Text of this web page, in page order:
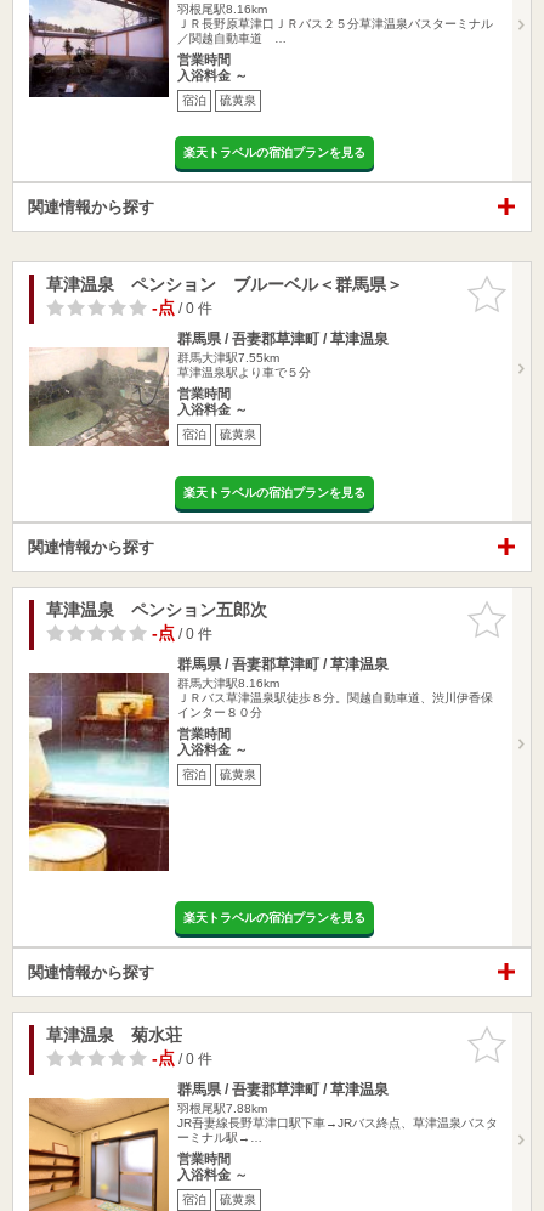
羽根尾駅8.16km
ＪＲ長野原草津口ＪＲバス２５分草津温泉バスターミナル
／関越自動車道 …
営業時間
入浴料金 ～
宿泊 硫黄泉
楽天トラベルの宿泊プランを見る
関連情報から探す
お気に入
りに追加
草津温泉 ペンション ブルーベル＜群馬県＞
-点/ 0 件
群馬県 / 吾妻郡草津町 / 草津温泉
群馬大津駅7.55km
草津温泉駅より車で５分
営業時間
入浴料金 ～
宿泊 硫黄泉
楽天トラベルの宿泊プランを見る
関連情報から探す
お気に入
りに追加
草津温泉 ペンション五郎次
-点/ 0 件
群馬県 / 吾妻郡草津町 / 草津温泉
群馬大津駅8.16km
ＪＲバス草津温泉駅徒歩８分。関越自動車道、渋川伊香保
インター８０分
営業時間
入浴料金 ～
宿泊 硫黄泉
楽天トラベルの宿泊プランを見る
関連情報から探す
お気に入
りに追加
草津温泉 菊水荘
-点/ 0 件
群馬県 / 吾妻郡草津町 / 草津温泉
羽根尾駅7.88km
JR吾妻線長野草津口駅下車→JRバス終点、草津温泉バスタ
ーミナル駅→…
営業時間
入浴料金 ～
宿泊 硫黄泉